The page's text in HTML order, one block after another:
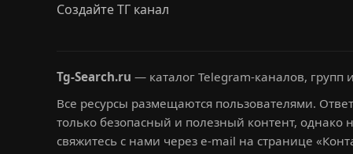
Создайте ТГ канал
Tg-Search.ru — каталог Telegram-каналов, групп
Все ресурсы размещаются пользователями.
только безопасный и полезный контент,
свяжитесь с нами через e-mail на странице